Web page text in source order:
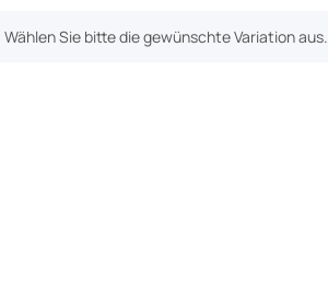
Sie bitte die gewünschte Variation aus.